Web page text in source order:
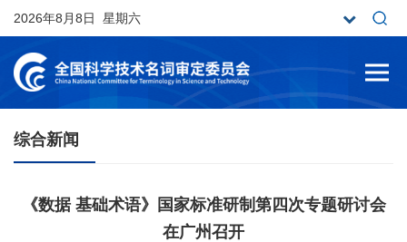
2026年8月8日 星期六
综合新闻
《数据 基础术语》国家标准研制第四次专题研讨会
在广州召开